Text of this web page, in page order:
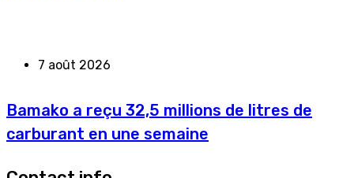
7 août 2026
Bamako a reçu 32,5 millions de litres de
carburant en une semaine